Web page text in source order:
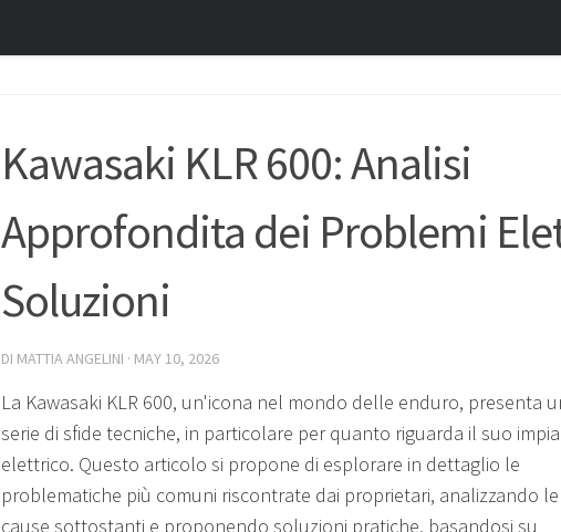
Kawasaki KLR 600: Analisi
Approfondita dei Problemi
Soluzioni
DI MATTIA ANGELINI · MAY 10, 2026
La Kawasaki KLR 600, un'icona nel mondo delle enduro, presenta
serie di sfide tecniche, in particolare per quanto riguarda il suo
elettrico. Questo articolo si propone di esplorare in dettaglio le
problematiche più comuni riscontrate dai proprietari, analizzando le
cause sottostanti e proponendo soluzioni pratiche, basandosi su